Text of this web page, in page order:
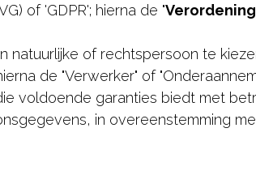
of 'GDPR'; hierna de "Verordening
natuurlijke of rechtspersoon te
de "Verwerker" of
voldoende garanties biedt met
in overeenstemming